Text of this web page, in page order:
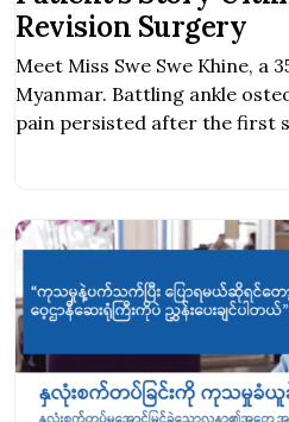
Revision Surgery
Meet Miss Swe Swe Khine,
Myanmar. Battling ankle
pain persisted after the first